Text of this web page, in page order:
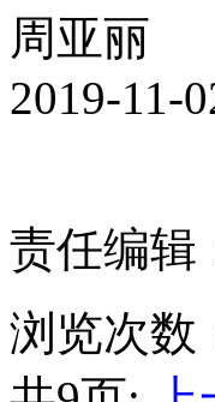
周亚丽
2019-11-
责任编辑
浏览次数